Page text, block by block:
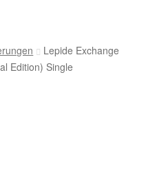
Lepide Exchange
Edition) Single